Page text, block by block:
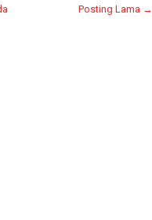
Posting Lama →